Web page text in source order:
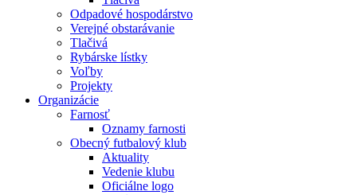
Odpadové hospodárstvo
Verejné obstarávanie
Tlačivá
Rybárske lístky
Voľby
Projekty
Organizácie
Farnosť
Oznamy farnosti
Obecný futbalový klub
Aktuality
Vedenie klubu
Oficiálne logo